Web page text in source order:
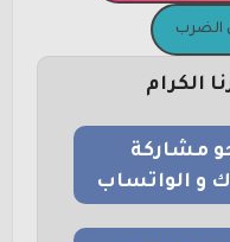
الضرب
مشاركة
و الواتساب
لا تنس